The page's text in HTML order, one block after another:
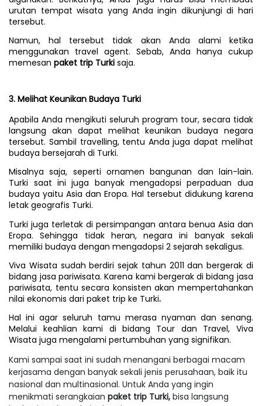
urutan tempat wisata yang Anda ingin dikunjungi di hari
tersebut.
Namun, hal tersebut tidak akan Anda alami ketika
menggunakan travel agent. Sebab, Anda hanya cukup
memesan paket trip Turki saja.
3. Melihat Keunikan Budaya Turki
Apabila Anda mengikuti seluruh program tour, secara tidak
langsung akan dapat melihat keunikan budaya negara
tersebut. Sambil travelling, tentu Anda juga dapat melihat
budaya bersejarah di Turki.
Misalnya saja, seperti ornamen bangunan dan lain-lain.
Turki saat ini juga banyak mengadopsi perpaduan dua
budaya yaitu Asia dan Eropa. Hal tersebut didukung karena
letak geografis Turki.
Turki juga terletak di persimpangan antara benua Asia dan
Eropa. Sehingga tidak heran, negara ini banyak sekali
memiliki budaya dengan mengadopsi 2 sejarah sekaligus.
Viva Wisata sudah berdiri sejak tahun 2011 dan bergerak di
bidang jasa pariwisata. Karena kami bergerak di bidang jasa
pariwisata, tentu secara konsisten akan mempertahankan
nilai ekonomis dari paket trip ke Turki.
Hal ini agar seluruh tamu merasa nyaman dan senang.
Melalui keahlian kami di bidang Tour dan Travel, Viva
Wisata juga mengalami pertumbuhan yang signifikan.
Kami sampai saat ini sudah menangani berbagai macam
kerjasama dengan banyak sekali jenis perusahaan, baik itu
nasional dan multinasional. Untuk Anda yang ingin
menikmati serangkaianpaket trip Turki, bisa langsung